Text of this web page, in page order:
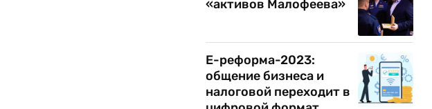
«активов Малофеева»
Е-реформа-2023:
общение бизнеса и
налоговой переходит в